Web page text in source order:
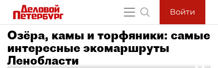
Войти
Озёра, камы и торфяники: самые
интересные экомаршруты
Ленобласти